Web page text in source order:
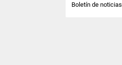
Boletín de noticias